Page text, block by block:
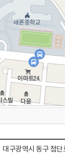
대구광역시 동구 첨